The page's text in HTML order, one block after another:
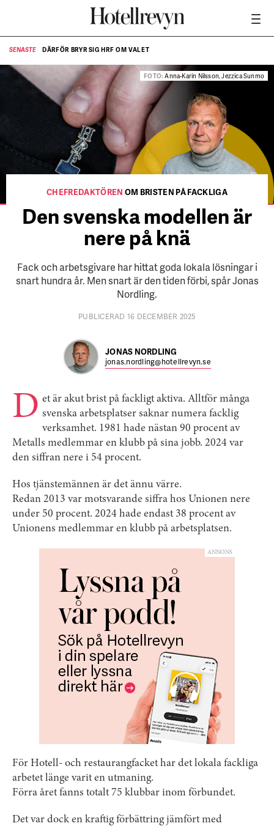
DÄRFÖR BRYR SIG HRF OM VALET
SENASTE NÄR HOTELLREVYN SLOG SVENSKT REKORD I SIMPELHET
FOTO: Anna-Karin Nilsson, Jezzica Sunmo
CHEFREDAKTÖREN OM BRISTEN PÅ FACKLIGA
Den svenska modellen är
nere på knä
Fack och arbetsgivare har hittat goda lokala lösningar i
snart hundra år. Men snart är den tiden förbi, spår Jonas
Nordling.
PUBLICERAD 16 DECEMBER 2025
JONAS NORDLING
jonas.nordling@hotellrevyn.se
D et är akut brist på fackligt aktiva. Alltför många
svenska arbetsplatser saknar numera facklig
verksamhet. 1981 hade nästan 90 procent av
Metalls medlemmar en klubb på sina jobb. 2024 var
den siffran nere i 54 procent.
Hos tjänstemännen är det ännu värre.
Redan 2013 var motsvarande siffra hos Unionen nere
under 50 procent. 2024 hade endast 38 procent av
Unionens medlemmar en klubb på arbetsplatsen.
ANNONS
För Hotell- och restaurangfacket har det lokala fackliga
arbetet länge varit en utmaning.
Förra året fanns totalt 75 klubbar inom förbundet.
Det var dock en kraftig förbättring jämfört med